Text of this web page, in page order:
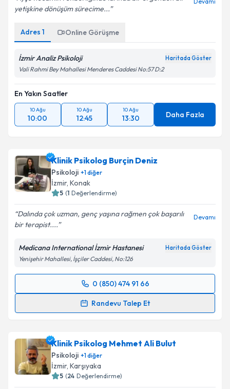
yetişkine dönüşüm sürecime...
Adres 1 Online Görüşme
İzmir Analiz Psikoloji Haritada Göster
Vali Rahmi Bey Mahallesi Menderes Caddesi No:57 D:2
En Yakın Saatler
10 Ağu
10:00
10 Ağu
12:45
10 Ağu
13:30 Daha Fazla
Klinik Psikolog Burçin Deniz
Psikoloji +1diğer
İzmir, Konak
5 (1 Değerlendirme)
Dalında çok uzman, genç yaşına rağmen çok başarılı
bir terapist....
Devamı
Medicana International İzmir Hastanesi Haritada Göster
Yenişehir Mahallesi, İşçiler Caddesi, No:126
0 (850) 474 91 66
Randevu Talep Et
Randevu Takvimi Talebi
için bir takvim hazırlandığında e-posta ile
bilgilendireceğiz.
E-posta Adresiniz
Klinik Psikolog Mehmet Ali Bulut
Psikoloji +1diğer
İzmir, Karşıyaka
5 (24 Değerlendirme)